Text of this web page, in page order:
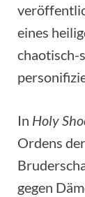
eines
chaotisch-
In Holy
Ordens
gegen